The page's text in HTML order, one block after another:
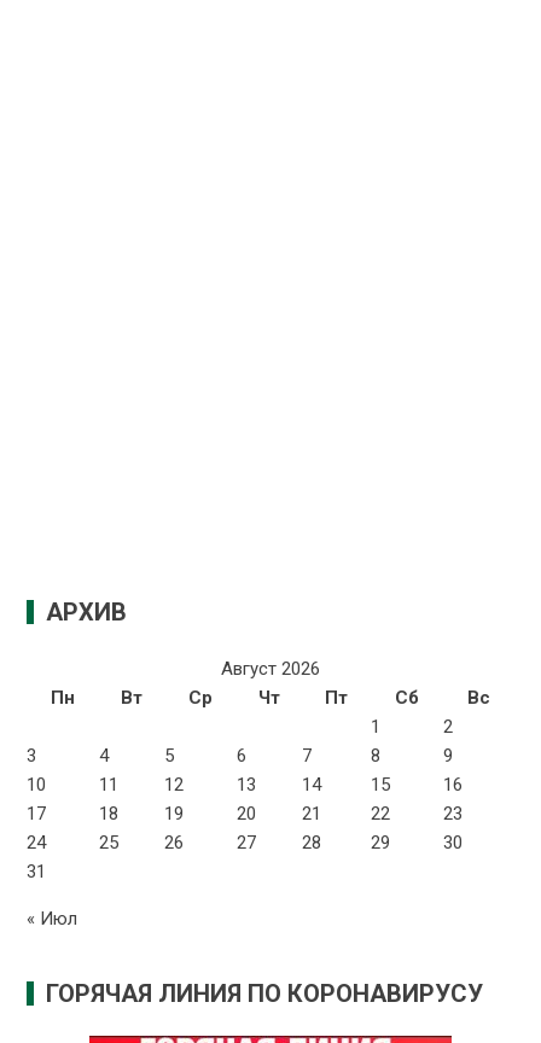
АРХИВ
Август 2026
Пн
Вт Ср Чт Пт Сб
Вс
1
2
3
4 5 6 7 8
9
10
11 12 13 14 15
16
17
18 19 20 21 22
23
24
25 26 27 28 29
30
31
« Июл
ГОРЯЧАЯ ЛИНИЯ ПО КОРОНАВИРУСУ